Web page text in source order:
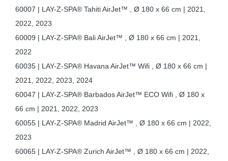
60007 | LAY-Z-SPA® Tahiti AirJet™ , Ø 180 x 66 cm | 2021,
2022, 2023
60009 | LAY-Z-SPA® Bali AirJet™ , Ø 180 x 66 cm | 2021,
2022
60035 | LAY-Z-SPA® Havana AirJet™ Wifi , Ø 180 x 66 cm |
2021, 2022, 2023, 2024
60047 | LAY-Z-SPA® Barbados AirJet™ ECO Wifi , Ø 180 x
66 cm | 2021, 2022, 2023
60055 | LAY-Z-SPA® Madrid AirJet™ , Ø 180 x 66 cm | 2022,
2023
60065 | LAY-Z-SPA® Zurich AirJet™ , Ø 180 x 66 cm | 2022,